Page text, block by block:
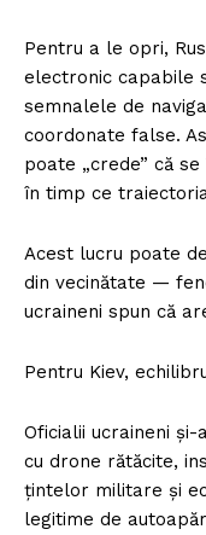
Pentru a le opri,
electronic capabile
semnalele de
coordonate false.
poate „crede” că
în timp ce
Acest lucru poate
din vecinătate —
ucraineni spun că
Pentru Kiev,
Oficialii ucraineni
cu drone rătăcite,
țintelor militare și
legitime de